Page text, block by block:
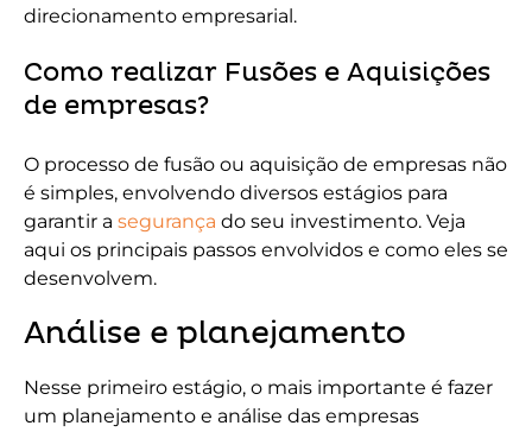
direcionamento empresarial.
Como realizar Fusões e Aquisições
de empresas?
O processo de fusão ou aquisição de empresas não
é simples, envolvendo diversos estágios para
garantir a segurança do seu investimento. Veja
aqui os principais passos envolvidos e como eles se
desenvolvem.
Análise e planejamento
Nesse primeiro estágio, o mais importante é fazer
um planejamento e análise das empresas